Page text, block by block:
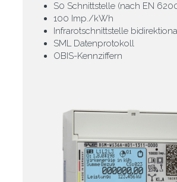
S0 Schnittstelle (nach EN
100 Imp./kWh
Infrarotschnittstelle
SML Datenprotokoll
OBIS-Kennziffern